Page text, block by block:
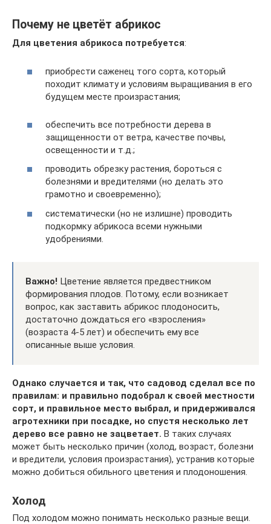
Почему не цветёт абрикос
Для цветения абрикоса потребуется:
приобрести саженец того сорта, который
походит климату и условиям выращивания в его
будущем месте произрастания;
обеспечить все потребности дерева в
защищенности от ветра, качестве почвы,
освещенности и т.д.;
проводить обрезку растения, бороться с
болезнями и вредителями (но делать это
грамотно и своевременно);
систематически (но не излишне) проводить
подкормку абрикоса всеми нужными
удобрениями.
Важно! Цветение является предвестником
формирования плодов. Потому, если возникает
вопрос, как заставить абрикос плодоносить,
достаточно дождаться его «взросления»
(возраста 4-5 лет) и обеспечить ему все
описанные выше условия.
Однако случается и так, что садовод сделал все по
правилам: и правильно подобрал к своей местности
сорт, и правильное место выбрал, и придерживался
агротехники при посадке, но спустя несколько лет
дерево все равно не зацветает. В таких случаях
может быть несколько причин (холод, возраст, болезни
и вредители, условия произрастания), устранив которые
можно добиться обильного цветения и плодоношения.
Холод
Под холодом можно понимать несколько разные вещи.